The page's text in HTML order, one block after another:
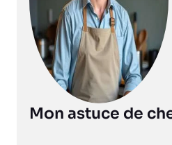
Mon astuce de